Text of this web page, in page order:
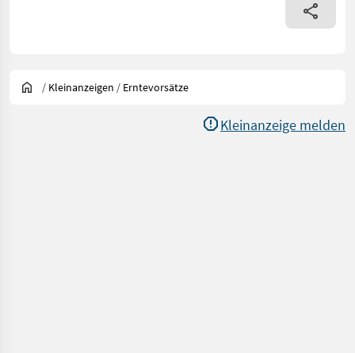
/ Kleinanzeigen / Erntevorsätze
Kleinanzeige melden